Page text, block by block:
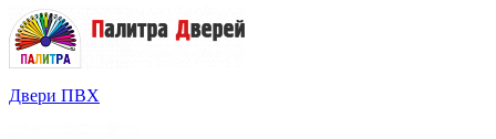
Двери ПВХ